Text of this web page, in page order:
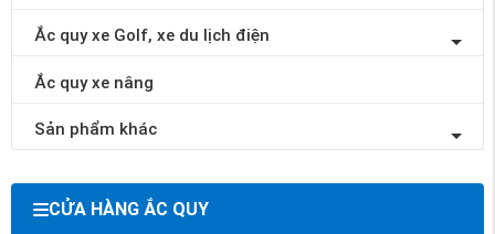
Ắc quy xe Golf, xe du lịch điện
Ắc quy xe nâng
Sản phẩm khác
CỬA HÀNG ẮC QUY